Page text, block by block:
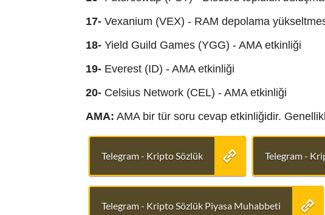
17-Vexanium (VEX) - RAM depolama
18-Yield Guild Games (YGG) - AMA etkinliği
19-Everest (ID) - AMA etkinliği
20-Celsius Network (CEL) - AMA etkinliği
AMA: AMA bir tür soru cevap etkinliğidir.
Telegram - Kripto Sözlük Telegram -
Telegram - Kripto Sözlük Piyasa Muhabbeti